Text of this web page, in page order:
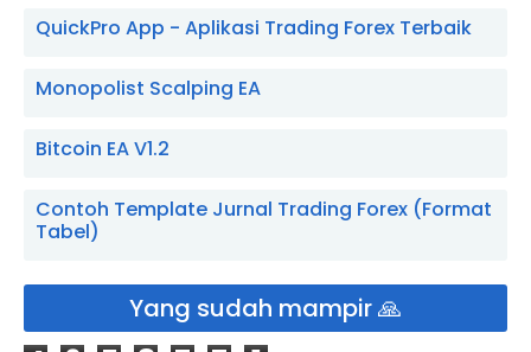
QuickPro App - Aplikasi Trading Forex Terbaik
Monopolist Scalping EA
Bitcoin EA V1.2
Contoh Template Jurnal Trading Forex (Format
Tabel)
Yang sudah mampir 🙏